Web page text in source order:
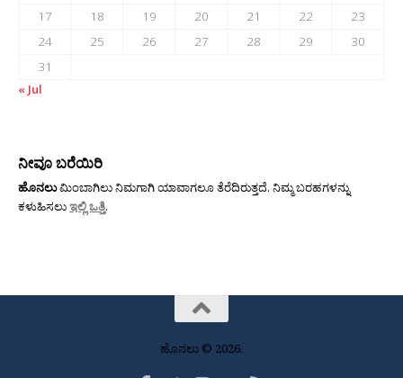
17
18 19 20 21 22
23
24
25 26 27 28 29
30
31
« Jul
ನೀವೂ ಬರೆಯಿರಿ
ಹೊನಲುಮಿಂಬಾಗಿಲು ನಿಮಗಾಗಿ ಯಾವಾಗಲೂ ತೆರೆದಿರುತ್ತದೆ. ನಿಮ್ಮ ಬರಹಗಳನ್ನು
ಕಳುಹಿಸಲುಇಲ್ಲಿ ಒತ್ತಿ.
ಹೊನಲು © 2026.